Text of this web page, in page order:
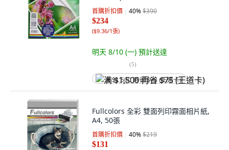
首購折扣價 40%$390
$234
($9.36/1張)
明天 8/10 (一) 預計送達
(5)
满 $1,500 再省 $75 (王道卡)
Fullcolors 全彩 雙面列印霧面相片紙,
A4, 50張
首購折扣價 40%$219
$131